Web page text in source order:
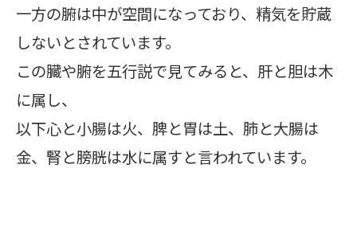
一方の腑は中が空間になっており、精気を貯蔵
しないとされています。
この臓や腑を五行説で見てみると、肝と胆は木
に属し、
以下心と小腸は火、脾と胃は土、肺と大腸は
金、腎と膀胱は水に属すと言われています。